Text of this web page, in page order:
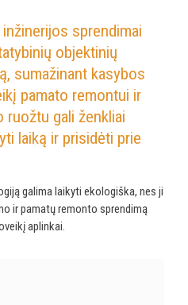
sprendimai
objektinių
sumažinant kasybos
pamato remontui ir
ruožtu gali ženkliai
laiką ir prisidėti prie
galima laikyti ekologiška, nes ji
ir pamatų remonto sprendimą
aplinkai.